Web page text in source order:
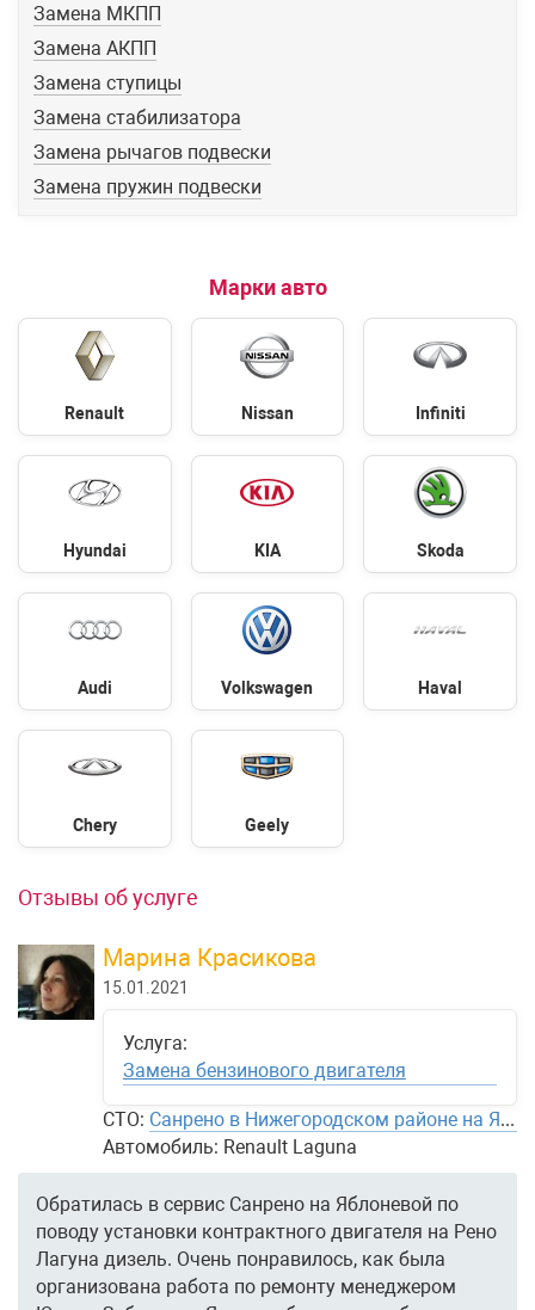
Замена МКПП
Замена АКПП
Замена ступицы
Замена стабилизатора
Замена рычагов подвески
Замена пружин подвески
Марки авто
Renault Nissan Infiniti
Hyundai KIA Skoda
Audi Volkswagen Haval
Chery Geely
Отзывы об услуге
Марина Красикова
15.01.2021
Услуга:
Замена бензинового двигателя
СТО:
Санрено в Нижегородском районе на Яблоневой
Автомобиль: Renault Laguna
Обратилась в сервис Санрено на Яблоневой по
поводу установки контрактного двигателя на Рено
Лагуна дизель. Очень понравилось, как была
организована работа по ремонту менеджером